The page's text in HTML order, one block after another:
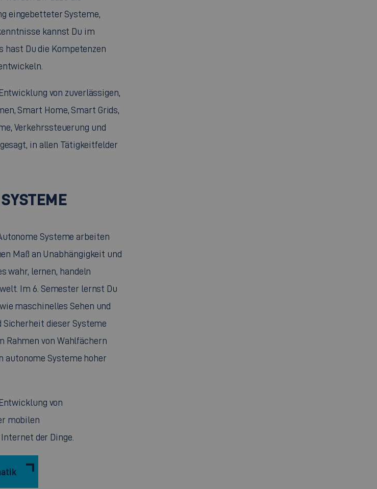
eingebetteter Systeme,
kannst Du im
hast Du die Kompetenzen
von zuverlässigen,
Smart Home,Smart Grids,
Verkehrssteuerung und
in allen Tätigkeitfelder
Systeme arbeiten
Maß an Unabhängigkeit und
wahr, lernen, handeln
Im 6. Semester lernst Du
maschinelles Sehen und
Sicherheit dieser Systeme
Rahmen von Wahlfächern
autonome Systeme hoher
von
mobilen
der Dinge.